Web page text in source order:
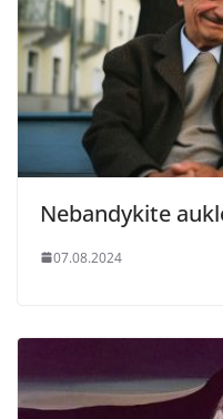
Nebandykite
07.08.2024